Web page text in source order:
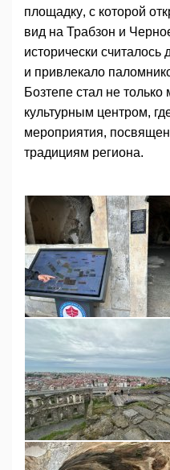
площадку, с которой
вид на Трабзон и
исторически
и привлекало
Бозтепе стал не
культурным центром,
мероприятия,
традициям региона.